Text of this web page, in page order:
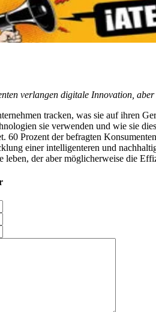
verlangen digitale Innovation,
tracken, was sie auf ihren
sie verwenden und wie sie
60 Prozent der befragten
einer intelligenteren und
leben, der aber möglicherweise die